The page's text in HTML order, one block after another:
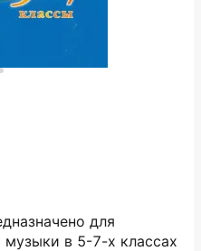
для
музыки в 5-7-х классах